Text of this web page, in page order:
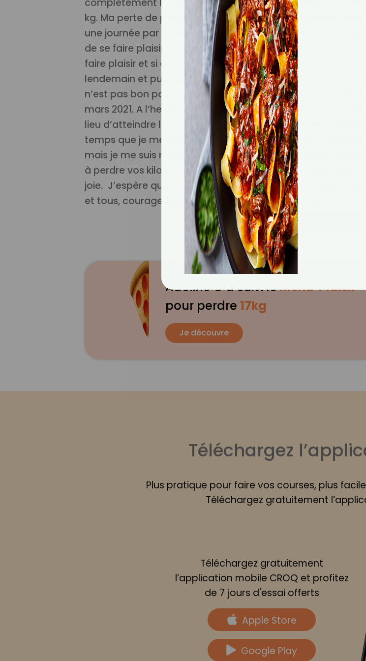
kg. Ma perte de poids est lente, mais je préfère perdre
une journée par semaine, le dimanche, ou je ne compte
de se faire plaisir, plus on va être restrictif, plus cela sera
faire plaisir et si on fait un écart il ne faut pas culpabiliser.
lendemain et puis voilà. Il faut vraiment prendre
n’est pas bon pour les résultats que l’on recherche.
J’ai
mars 2021. A l’heure actuelle, je suis à 93,6 kg, soit une
lieu d’atteindre les 70 kg, il me reste encore 23,6 kg à
temps que je mettrais pour les atteindre.J’ai voulu
mais je me suis remotivée.Pour conclure, ne baisser
à perdre vos kilos, c’est un combat de tous les jours, mais
joie. J’espère que mon témoignage vous aidera, vous
et tous, courage dans votre combat contre les kilos.
Adeline G a suivi leMenu Plaisir
pour perdre 17kg
Je découvre
Téléchargez
Plus pratique pour faire vos courses, plus
Téléchargez gratuitement
Téléchargez gratuitement
l’application mobile CROQ et profitez
de 7 jours d'essai offerts
Apple Store
Google Play